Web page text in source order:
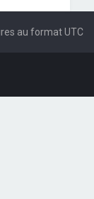
au formatUTC